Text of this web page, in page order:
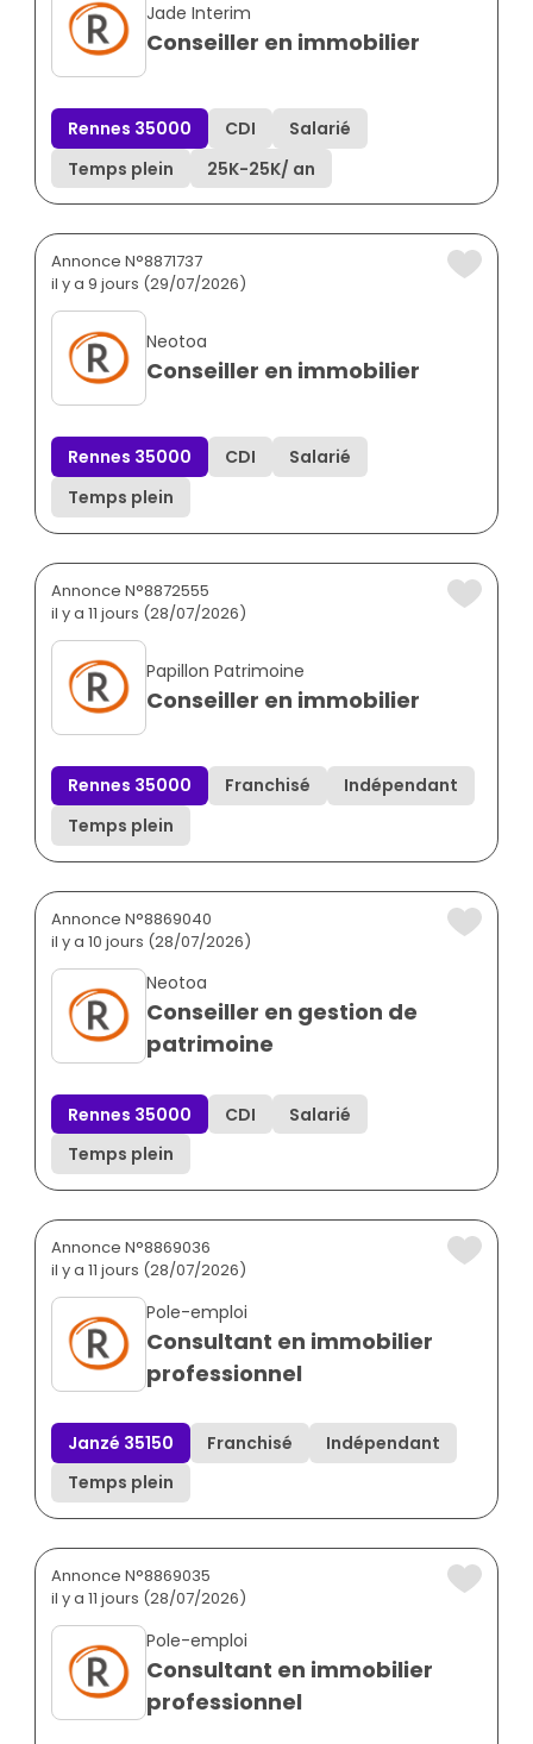
Jade Interim
Conseiller en immobilier
Rennes 35000 CDI
Salarié
Temps plein
25K-25K/ an
Annonce N°8871737
il y a 9 jours (29/07/2026)
Neotoa
Conseiller en immobilier
Rennes 35000 CDI
Salarié
Temps plein
Annonce N°8872555
il y a 11 jours (28/07/2026)
Papillon Patrimoine
Conseiller en immobilier
Rennes 35000 Franchisé
Indépendant
Temps plein
Annonce N°8869040
il y a 10 jours (28/07/2026)
Neotoa
Conseiller en gestion de
patrimoine
Rennes 35000 CDI
Salarié
Temps plein
Annonce N°8869036
il y a 11 jours (28/07/2026)
Pole-emploi
Consultant en immobilier
professionnel
Janzé 35150 Franchisé
Indépendant
Temps plein
Annonce N°8869035
il y a 11 jours (28/07/2026)
Pole-emploi
Consultant en immobilier
professionnel